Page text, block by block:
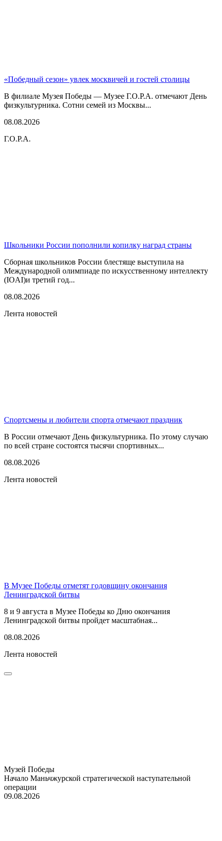
«Победный сезон» увлек москвичей и гостей столицы
В филиале Музея Победы — Музее Г.О.Р.А. отмечают День
физкультурника. Сотни семей из Москвы...
08.08.2026
Г.О.Р.А.
Школьники России пополнили копилку наград страны
Сборная школьников России блестяще выступила на
Международной олимпиаде по искусственному интеллекту
(IOAI)и третий год...
08.08.2026
Лента новостей
Спортсмены и любители спорта отмечают праздник
В России отмечают День физкультурника. По этому случаю
по всей стране состоятся тысячи спортивных...
08.08.2026
Лента новостей
В Музее Победы отметят годовщину окончания
Ленинградской битвы
8 и 9 августа в Музее Победы ко Дню окончания
Ленинградской битвы пройдет масштабная...
08.08.2026
Лента новостей
Музей Победы
Начало Маньчжурской стратегической наступательной
операции
09.08.2026